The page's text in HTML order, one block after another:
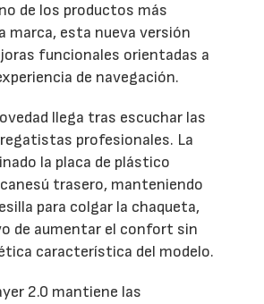
de los productos más
marca, esta nueva versión
funcionales orientadas a
de navegación.
llega tras escuchar las
profesionales. La
la placa de plástico
trasero, manteniendo
para colgar la chaqueta,
de aumentar el confort sin
característica del modelo.
2.0 mantiene las